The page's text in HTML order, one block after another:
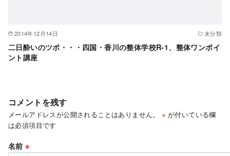
2014年12月14日 未分類
二日酔いのツボ・・・四国・香川の整体学校R-1、整体ワンポイ
ント講座
コメントを残す
メールアドレスが公開されることはありません。 ※ が付いている欄
は必須項目です
名前※